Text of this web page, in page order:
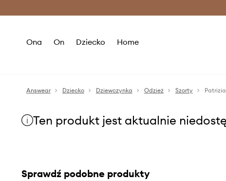
Ona On Dziecko Home
Answear Dziecko Dziewczynka Odzież Szorty
Ten produkt jest aktualnie
Sprawdź podobne produkty